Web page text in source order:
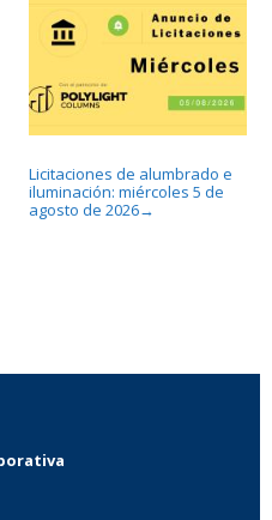
Licitaciones de alumbrado e
iluminación: miércoles 5 de
agosto de 2026→